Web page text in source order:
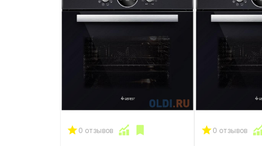
0 отзывов 0 отзывов